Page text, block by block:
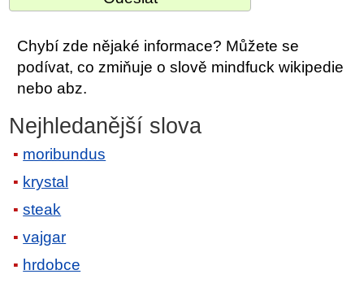
Chybí zde nějaké informace? Můžete se
podívat, co zmiňuje o slově mindfuck wikipedie
nebo abz.
Nejhledanější slova
moribundus
krystal
steak
vajgar
hrdobce